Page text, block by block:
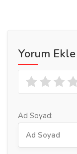
Yorum Ekle
Ad Soyad: